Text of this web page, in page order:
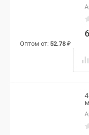
Оптом от: 52.78 ₽